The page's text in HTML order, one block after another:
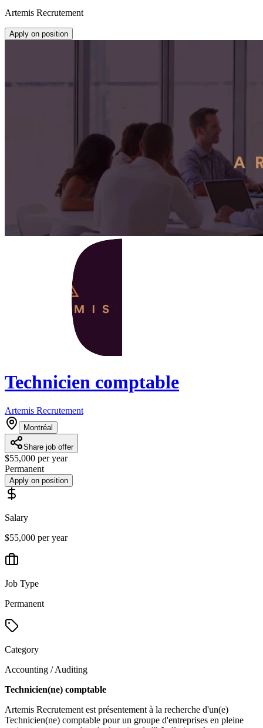
Artemis Recrutement
Apply on position
Technicien comptable
Artemis Recrutement
Montréal
Share job offer
$55,000 per year
Permanent
Apply on position
Salary
$55,000 per year
Job Type
Permanent
Category
Accounting / Auditing
Technicien(ne) comptable
Artemis Recrutement est présentement à la recherche d'un(e)
Technicien(ne) comptable pour un groupe d'entreprises en pleine